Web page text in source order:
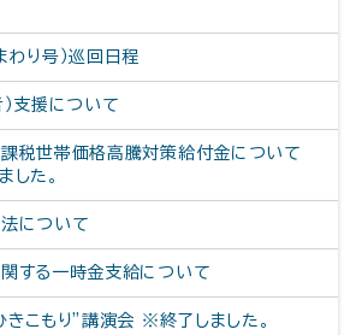
わり号）巡回日程
）支援について
税世帯価格高騰対策給付金について
した。
について
する一時金支給について
きこもり”講演会 ※終了しました。